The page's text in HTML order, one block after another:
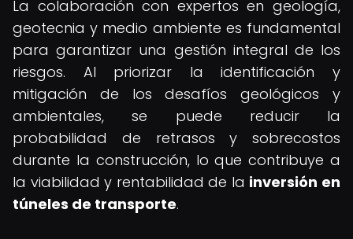
La colaboración con expertos en geología,
geotecnia y medio ambiente es fundamental
para garantizar una gestión integral de los
riesgos. Al priorizar la identificación y
mitigación de los desafíos geológicos y
ambientales, se puede reducir la
probabilidad de retrasos y sobrecostos
durante la construcción, lo que contribuye a
la viabilidad y rentabilidad de la inversión en
túneles de transporte.